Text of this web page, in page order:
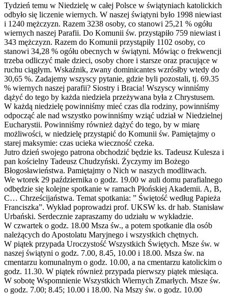
Tydzień temu w Niedzielę w całej Polsce w świątyniach katolickich
odbyło się liczenie wiernych. W naszej świątyni było 1998 niewiast
i 1240 mężczyzn. Razem 3238 osoby, co stanowi 25,21 % ogółu
wiernych naszej Parafii. Do Komunii św. przystąpiło 759 niewiast i
343 mężczyzn. Razem do Komunii przystąpiły 1102 osoby, co
stanowi 34,28 % ogółu obecnych w świątyni. Mówiąc o frekwencji
trzeba odliczyć małe dzieci, osoby chore i starsze oraz pracujące w
ruchu ciągłym. Wskaźnik, zwany dominicantes wzrósłby wtedy do
30,65 %. Zadajemy wszyscy pytanie, gdzie byli pozostali, tj. 69.35
% wiernych naszej parafii? Siostry i Bracia! Wszyscy winniśmy
dążyć do tego by każda niedziela przeżywana była z Chrystusem.
W każdą niedzielę powinniśmy mieć czas dla rodziny, powinniśmy
odpocząć ale nad wszystko powinniśmy wziąć udział w Niedzielnej
Eucharystii. Powinniśmy również dążyć do tego, by w miarę
możliwości, w niedzielę przystąpić do Komunii św. Pamiętajmy o
starej maksymie: czas ucieka wieczność czeka.
Jutro dzień swojego patrona obchodzić będzie ks. Tadeusz Kulesza i
pan kościelny Tadeusz Chudzyński. Życzymy im Bożego
Błogosławieństwa. Pamiętajmy o Nich w naszych modlitwach.
We wtorek 29 października o godz. 19.00 w auli domu parafialnego
odbędzie się kolejne spotkanie w ramach Płońskiej Akademii. A, B,
C… Chrześcijaństwa. Temat spotkania: ” Świętość według Papieża
Franciszka”. Wykład poprowadzi prof. UKSW ks. dr hab. Stanisław
Urbański. Serdecznie zapraszamy do udziału w wykładzie.
W czwartek o godz. 18.00 Msza św., a potem spotkanie dla osób
należących do Apostolatu Maryjnego i wszystkich chętnych.
W piątek przypada Uroczystość Wszystkich Świętych. Msze św. w
naszej świątyni o godz. 7.00, 8.45, 10.00 i 18.00. Msza św. na
cmentarzu komunalnym o godz. 10.00, a na cmentarzu katolickim o
godz. 11.30. W piątek również przypada pierwszy piątek miesiąca.
W sobotę Wspomnienie Wszystkich Wiernych Zmarłych. Msze św.
o godz. 7.00; 8.45; 10.00 i 18.00. Na Mszy św. o godz. 10.00